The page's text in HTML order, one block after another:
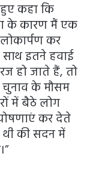
हुए कहा कि
के कारण मैं एक
कर
इतने हवाई
हो जाते हैं, तो
के मौसम
में बैठे लोग
कर देते
थी की सदन में